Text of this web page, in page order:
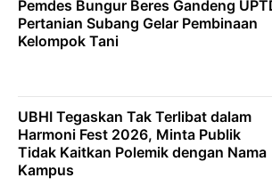
Pemdes Bungur Beres Gandeng
Pertanian Subang Gelar Pembinaan
Kelompok Tani
UBHI Tegaskan Tak Terlibat dalam
Harmoni Fest 2026, Minta Publik
Tidak Kaitkan Polemik dengan Nama
Kampus